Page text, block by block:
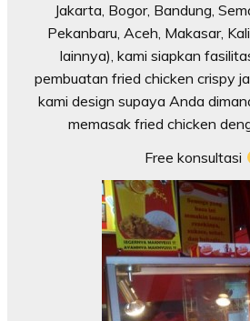
Jakarta, Bogor, Bandung,
Pekanbaru, Aceh, Makasar,
lainnya), kami siapkan
pembuatan fried chicken crispy
kami design supaya Anda
memasak fried chicken
Free konsultasi